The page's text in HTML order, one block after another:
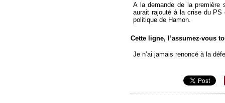
A la demande de la première
aurait rajouté à la crise du PS
politique de Hamon.
Cette ligne, l’assumez-vous
Je n’ai jamais renoncé à la